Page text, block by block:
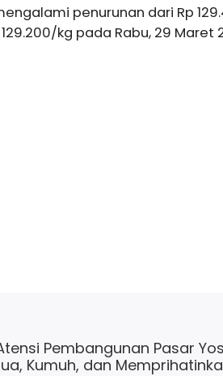
penurunan dari Rp
kg pada Rabu, 29 Maret
Pembangunan Pasar
Kumuh, dan